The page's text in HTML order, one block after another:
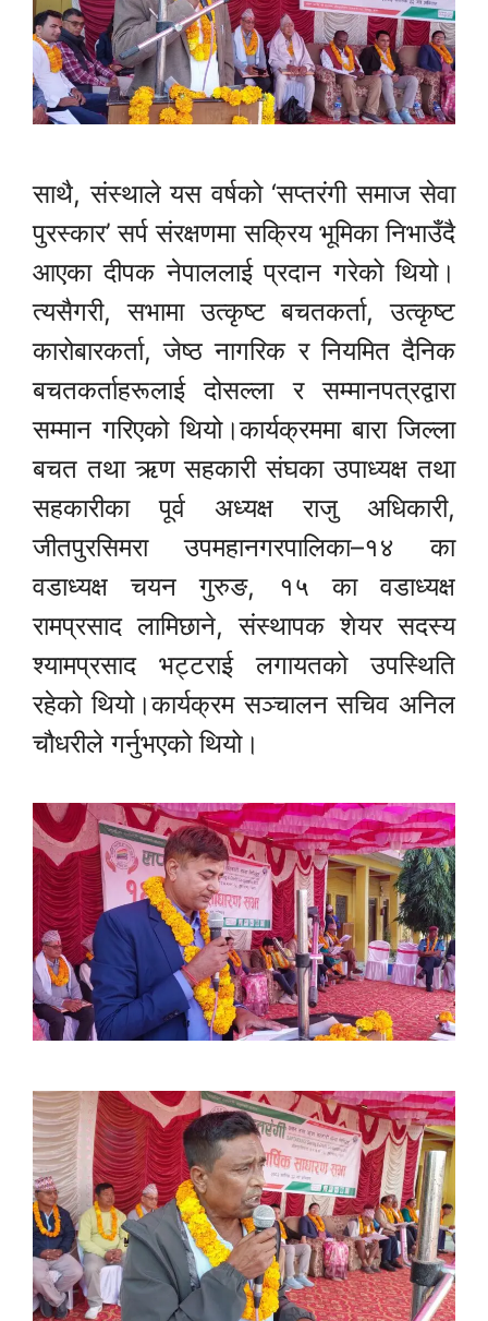
साथै, संस्थाले यस वर्षको ‘सप्तरंगी समाज सेवा
पुरस्कार’ सर्प संरक्षणमा सक्रिय भूमिका निभाउँदै
आएका दीपक नेपाललाई प्रदान गरेको थियो।
त्यसैगरी, सभामा उत्कृष्ट बचतकर्ता, उत्कृष्ट
कारोबारकर्ता, जेष्ठ नागरिक र नियमित दैनिक
बचतकर्ताहरूलाई दोसल्ला र सम्मानपत्रद्वारा
सम्मान गरिएको थियो।कार्यक्रममा बारा जिल्ला
बचत तथा ऋण सहकारी संघका उपाध्यक्ष तथा
सहकारीका पूर्व अध्यक्ष राजु अधिकारी,
जीतपुरसिमरा उपमहानगरपालिका–१४ का
वडाध्यक्ष चयन गुरुङ, १५ का वडाध्यक्ष
रामप्रसाद लामिछाने, संस्थापक शेयर सदस्य
श्यामप्रसाद भट्टराई लगायतको उपस्थिति
रहेको थियो।कार्यक्रम सञ्चालन सचिव अनिल
चौधरीले गर्नुभएको थियो।